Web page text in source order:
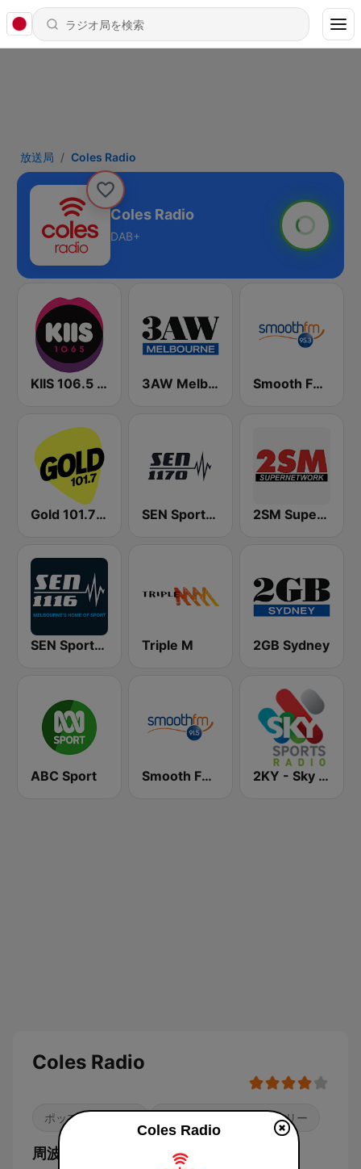
放送局 Coles Radio
Coles Radio
DAB+
KIIS 106.5 FM 3AW Melbourne Smooth FM 95.3 Sydney
Gold 101.7 FM SEN Sports 1170 Sydney 2SM Super Radio
SEN Sports 1116 AM Triple M 2GB Sydney
ABC Sport Smooth FM 91.5 Melbourne 2KY - Sky Sports Radio
Coles Radio
ポップ / トップ40 アダルト・コンテンポラリー
周波数 Coles Radio:
Coles Radio